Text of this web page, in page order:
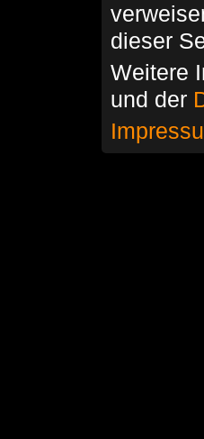
dieser
Weitere
und der